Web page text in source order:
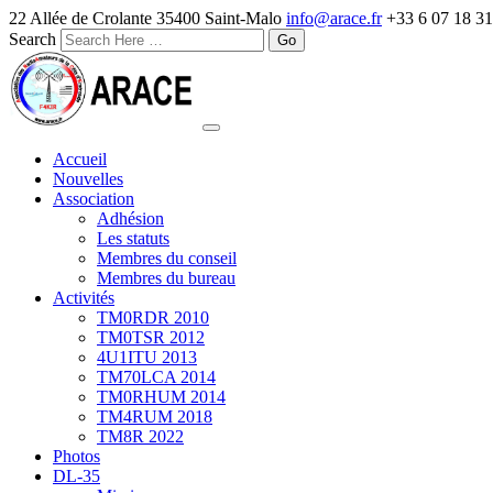
22 Allée de Crolante 35400 Saint-Malo info@arace.fr +33 6 07 18
Search
Accueil
Nouvelles
Association
Adhésion
Les statuts
Membres du conseil
Membres du bureau
Activités
TM0RDR 2010
TM0TSR 2012
4U1ITU 2013
TM70LCA 2014
TM0RHUM 2014
TM4RUM 2018
TM8R 2022
Photos
DL-35